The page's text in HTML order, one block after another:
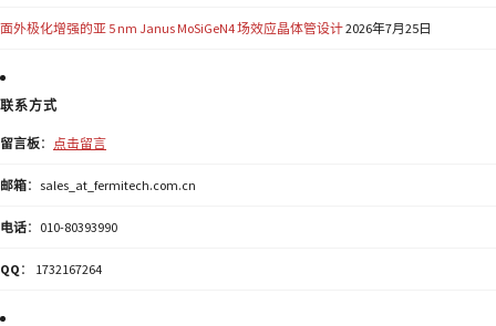
面外极化增强的亚 5 nm Janus MoSiGeN4 场效应晶体管设计2026年7月25日
联系方式
留言板： 点击留言
邮箱：sales_at_fermitech.com.cn
电话：010-80393990
QQ ： 1732167264